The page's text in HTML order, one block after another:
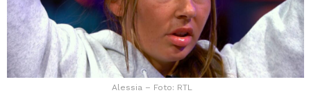
Alessia – Foto: RTL